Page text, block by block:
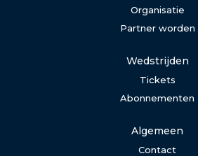
Organisatie
Partner worden
Wedstrijden
Tickets
Abonnementen
Algemeen
Contact